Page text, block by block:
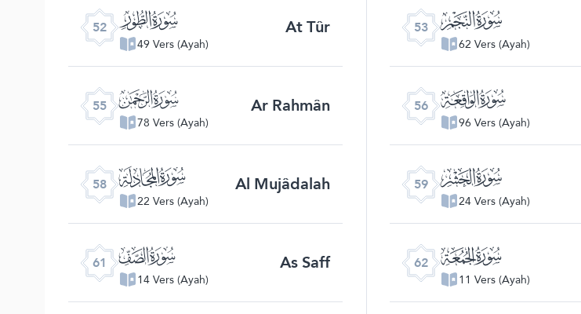
52 ﯡ
49 Vers (Ayah)
At Tûr 53 ﯢ
62 Vers (Ayah)
55 ﯤ
78 Vers (Ayah)
Ar Rahmân 56 ﯥ
96 Vers (Ayah)
58 ﯧ
22 Vers (Ayah)
Al Mujâdalah 59 ﯨ
24 Vers (Ayah)
61 ﯪ
14 Vers (Ayah)
As Saff 62 ﯫ
11 Vers (Ayah)